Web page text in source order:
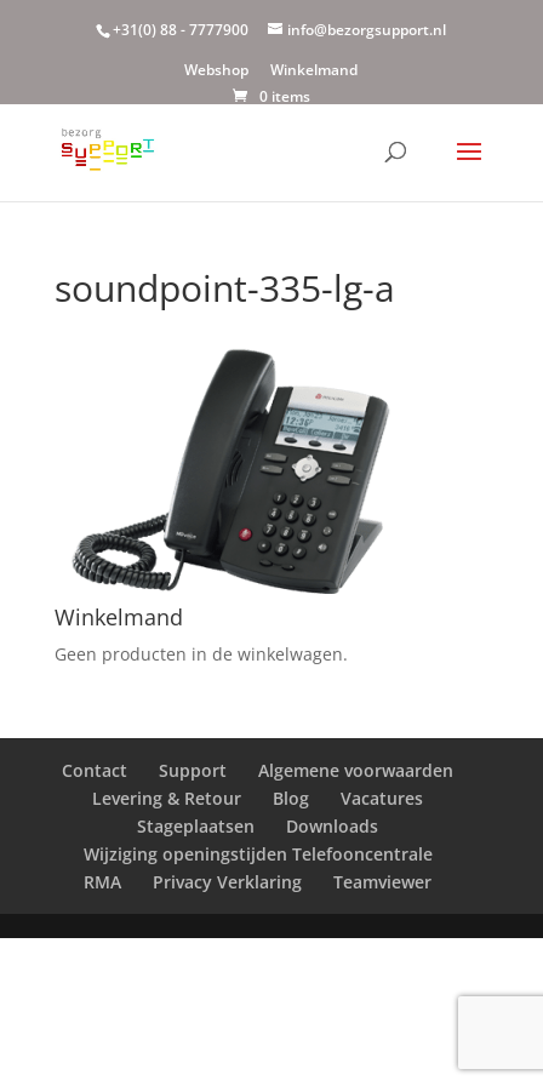
+31(0) 88 - 7777900
info@bezorgsupport.nl
Webshop
Winkelmand
0 items
soundpoint-335-lg-a
Winkelmand
Geen producten in de winkelwagen.
Contact Support
Algemene voorwaarden
Levering & Retour
Blog
Vacatures
Stageplaatsen
Downloads
Wijziging openingstijden Telefooncentrale
RMA
Privacy Verklaring Teamviewer